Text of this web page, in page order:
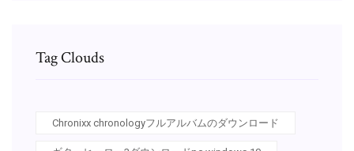
Tag Clouds
Chronixx chronologyフルアルバムのダウンロード